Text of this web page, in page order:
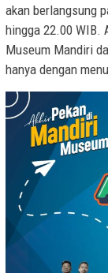
akan berlangsung
hingga 22.00 WIB.
Museum Mandiri
hanya dengan